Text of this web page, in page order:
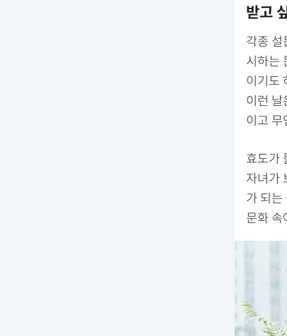
받고
각종 설
시하는
이기도
이런 날
이고 무
효도가
자녀가
가 되는
문화 속